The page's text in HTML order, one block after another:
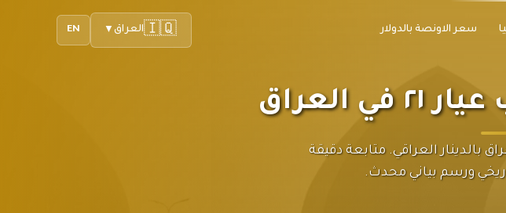
سعر الاونصة بالدولار EN 🇮🇶العراق ▼
العراق
الذهب عيار ٢١ في العراق بالدينار العراقي. متابعة دقيقة
ورسم بياني محدث.